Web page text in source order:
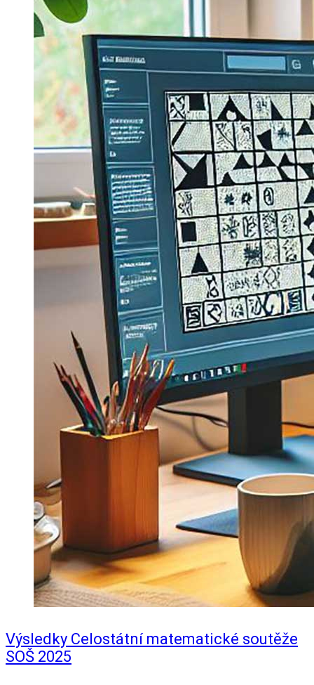
Výsledky Celostátní matematické soutěže
SOŠ 2025